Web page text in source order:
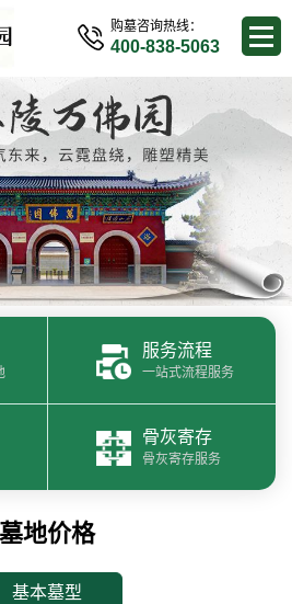
购墓咨询热线：
400-838-5063
服务流程
一站式流程服务
骨灰寄存
骨灰寄存服务
墓地价格
基本墓型